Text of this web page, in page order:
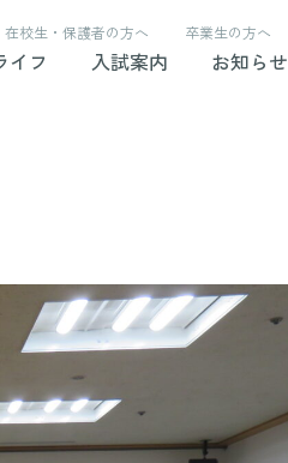
在校生・保護者の方へ 卒業生の方へ
イフ 入試案内 お知らせ